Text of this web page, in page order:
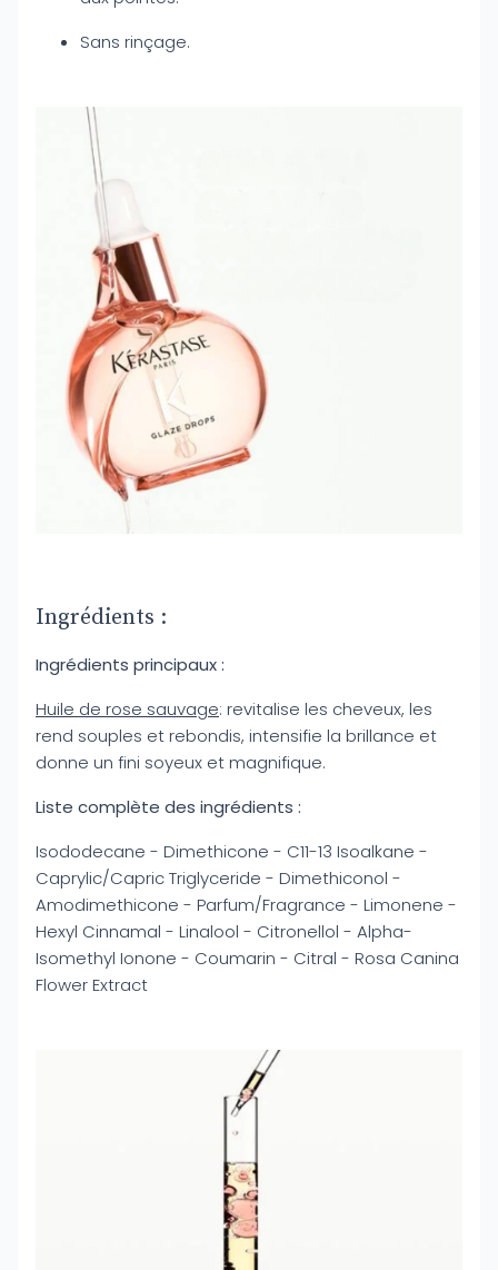
Sans rinçage.
Ingrédients :
Ingrédients principaux :
Huile de rose sauvage: revitalise les cheveux, les
rend souples et rebondis, intensifie la brillance et
donne un fini soyeux et magnifique.
Liste complète des ingrédients :
Isododecane - Dimethicone - C11-13 Isoalkane -
Caprylic/Capric Triglyceride - Dimethiconol -
Amodimethicone - Parfum/Fragrance - Limonene -
Hexyl Cinnamal - Linalool - Citronellol - Alpha-
Isomethyl Ionone - Coumarin - Citral - Rosa Canina
Flower Extract